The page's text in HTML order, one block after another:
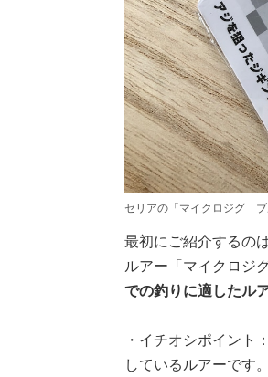
セリアの「マイクロジグ ブ
最初にご紹介するの
ルアー「マイクロジ
での釣りに適したル
・イチオシポイン
しているルアーです。